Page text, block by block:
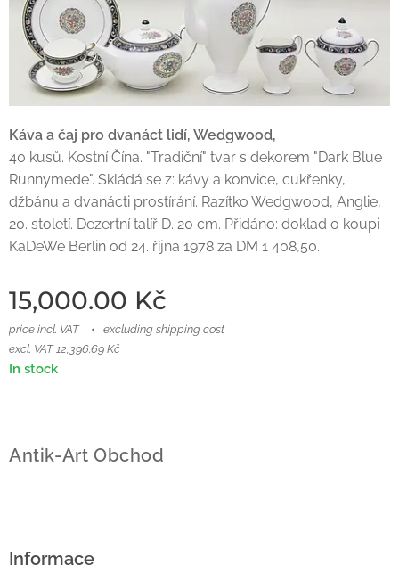
Káva a čaj pro dvanáct lidí, Wedgwood,
40 kusů. Kostní Čína. "Tradiční" tvar s dekorem "Dark Blue
Runnymede". Skládá se z: kávy a konvice, cukřenky,
džbánu a dvanácti prostírání. Razítko Wedgwood, Anglie,
20. století. Dezertní talíř D. 20 cm. Přidáno: doklad o koupi
KaDeWe Berlin od 24. října 1978 za DM 1 408,50.
15,000.00 Kč
price incl. VAT
excluding shipping cost
excl. VAT 12,396.69 Kč
In stock
Antik-Art Obchod
Informace